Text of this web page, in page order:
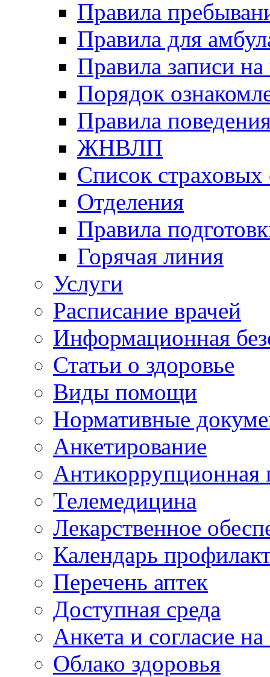
Правила
Правила для
Правила записи
Порядок
Правила
ЖНВЛП
Список страховых
Отделения
Правила
Горячая линия
Услуги
Расписание врачей
Информационная
Статьи о здоровье
Виды помощи
Нормативные
Анкетирование
Антикоррупционная
Телемедицина
Лекарственное
Календарь
Перечень аптек
Доступная среда
Анкета и согласие
Облако здоровья